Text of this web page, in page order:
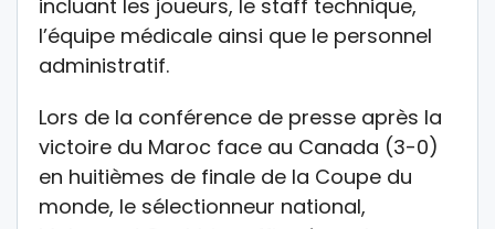
incluant les joueurs, le staff technique,
l’équipe médicale ainsi que le personnel
administratif.
Lors de la conférence de presse après la
victoire du Maroc face au Canada (3-0)
en huitièmes de finale de la Coupe du
monde, le sélectionneur national,